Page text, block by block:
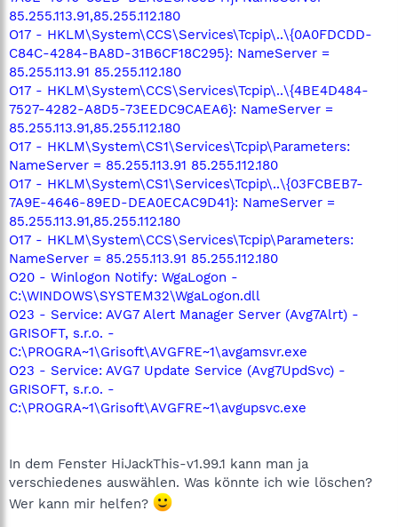
85.255.113.91,85.255.112.180
O17 - HKLM\System\CCS\Services\Tcpip\..\{0A0FDCDD-
C84C-4284-BA8D-31B6CF18C295}: NameServer =
85.255.113.91 85.255.112.180
O17 - HKLM\System\CCS\Services\Tcpip\..\{4BE4D484-
7527-4282-A8D5-73EEDC9CAEA6}: NameServer =
85.255.113.91,85.255.112.180
O17 - HKLM\System\CS1\Services\Tcpip\Parameters:
NameServer = 85.255.113.91 85.255.112.180
O17 - HKLM\System\CS1\Services\Tcpip\..\{03FCBEB7-
7A9E-4646-89ED-DEA0ECAC9D41}: NameServer =
85.255.113.91,85.255.112.180
O17 - HKLM\System\CCS\Services\Tcpip\Parameters:
NameServer = 85.255.113.91 85.255.112.180
O20 - Winlogon Notify: WgaLogon -
C:\WINDOWS\SYSTEM32\WgaLogon.dll
O23 - Service: AVG7 Alert Manager Server (Avg7Alrt) -
GRISOFT, s.r.o. -
C:\PROGRA~1\Grisoft\AVGFRE~1\avgamsvr.exe
O23 - Service: AVG7 Update Service (Avg7UpdSvc) -
GRISOFT, s.r.o. -
C:\PROGRA~1\Grisoft\AVGFRE~1\avgupsvc.exe
In dem Fenster HiJackThis-v1.99.1 kann man ja
verschiedenes auswählen. Was könnte ich wie löschen?
Wer kann mir helfen?